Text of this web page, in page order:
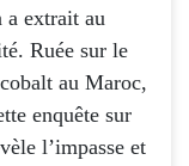
a extrait au
Ruée sur le
au Maroc,
enquête sur
l’impasse et